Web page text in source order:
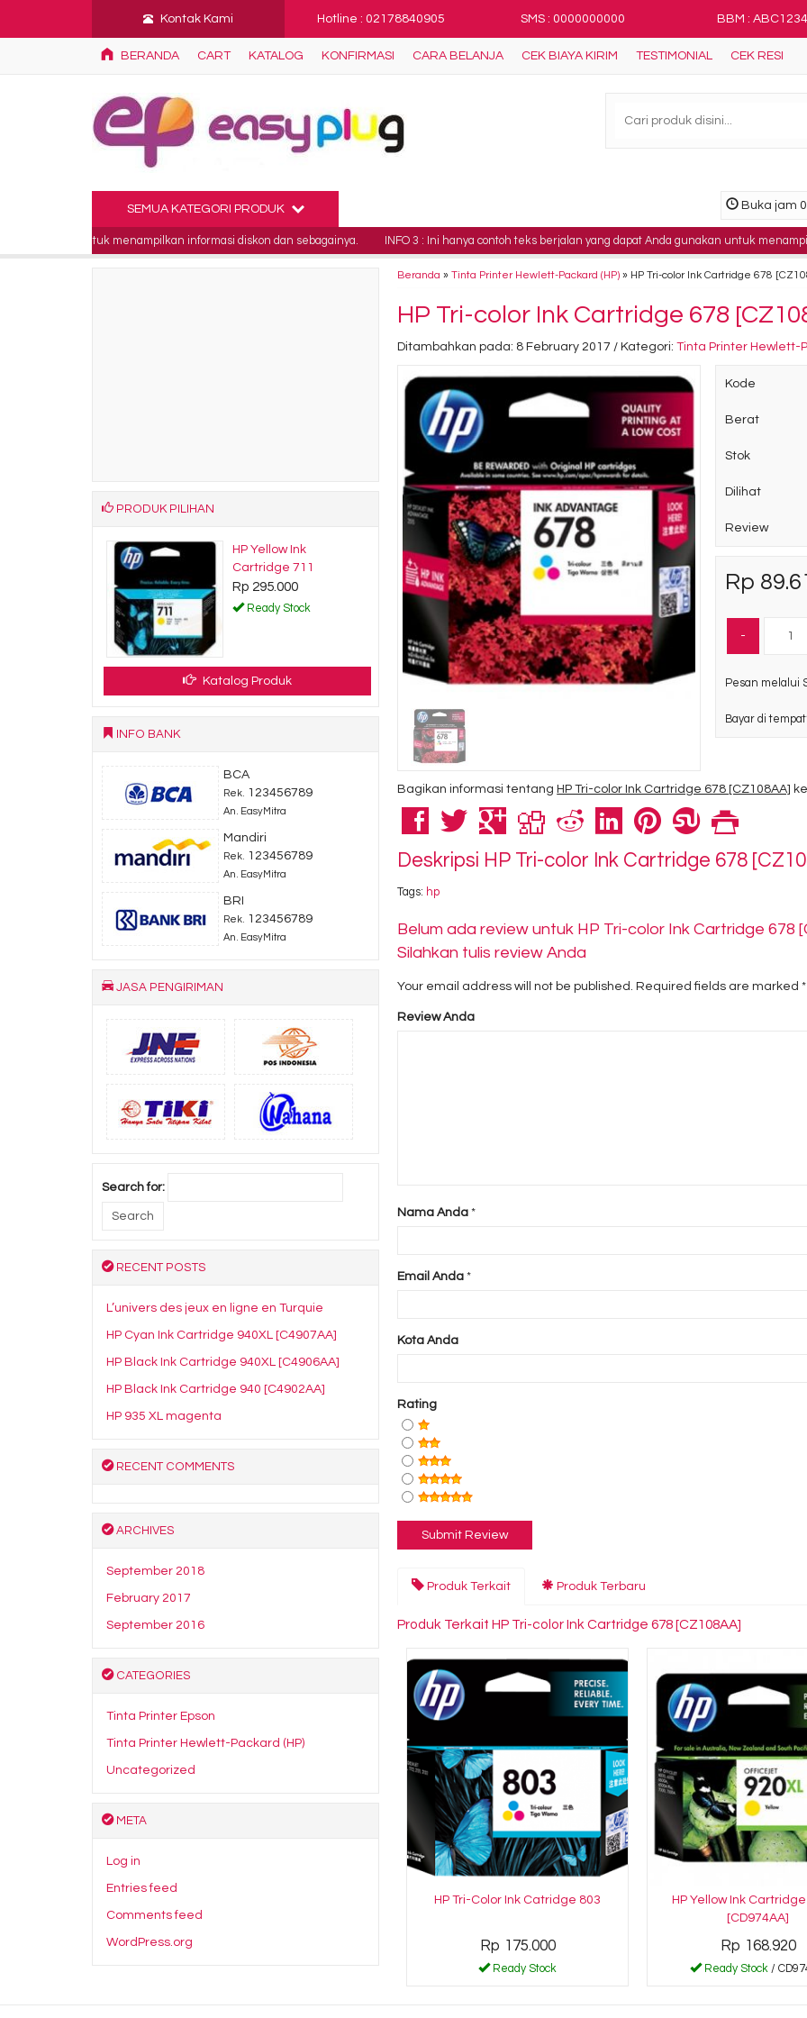
Kontak Kami Hotline : 02178840905 SMS : 0000000000 BBM :
BERANDA CART KATALOG KONFIRMASI CARA BELANJA CEK BIAYA KIRIM TESTIMONIAL CEK RESI
Buka jam
SEMUA KATEGORI PRODUK
untuk menampilkan informasi diskon dan sebagainya. INFO 3 : Ini hanya contoh teks berjalan yang dapat Anda gunakan untuk menampilkan
Beranda »Tinta Printer Hewlett-Packard (HP) » HP Tri-color Ink Cartridge 678
HP Tri-color Ink Cartridge 678
Ditambahkan pada: 8 February 2017 / Kategori:Tinta Printer Hewlett-
Kode
Berat
Stok
Dilihat
Review
Rp
-
Pesan melalui
Bayar di
Bagikan informasi tentangHP Tri-color Ink Cartridge 678 [CZ108AA]
Deskripsi HP Tri-color Ink Cartridge 678
Tags: hp
Belum ada review untuk HP Tri-color Ink Cartridge 678
Silahkan tulis review Anda
Your email address will not be published. Required fields are marked*
Review Anda
Nama Anda *
Email Anda *
Kota Anda
Rating
Produk Terkait Produk Terbaru
Produk Terkait HP Tri-color Ink Cartridge 678 [CZ108AA]
HP Tri-Color Ink Catridge 803
Rp 175.000
Ready Stock
HP Yellow Ink Cartridge
[CD974AA]
Rp 168.920
Ready Stock /
PRODUK PILIHAN
HP Yellow Ink
Cartridge 711
Rp 295.000
Ready Stock
EPSON-Black-Ink-
Cartridge-[T6641]
Rp 80.000
Ready Stock
SKU: T6641
Katalog Produk
INFO BANK
BCA
Rek. 123456789
An. EasyMitra
Mandiri
Rek. 123456789
An. EasyMitra
BRI
Rek. 123456789
An. EasyMitra
JASA PENGIRIMAN
Search for:
RECENT POSTS
L’univers des jeux en ligne en Turquie
HP Cyan Ink Cartridge 940XL [C4907AA]
HP Black Ink Cartridge 940XL [C4906AA]
HP Black Ink Cartridge 940 [C4902AA]
HP 935 XL magenta
RECENT COMMENTS
ARCHIVES
September 2018
February 2017
September 2016
CATEGORIES
Tinta Printer Epson
Tinta Printer Hewlett-Packard (HP)
Uncategorized
META
Log in
Entries feed
Comments feed
WordPress.org